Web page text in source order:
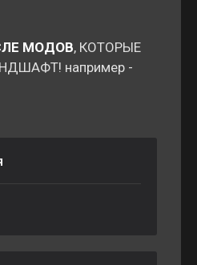
МОДОВ, КОТОРЫЕ
например -